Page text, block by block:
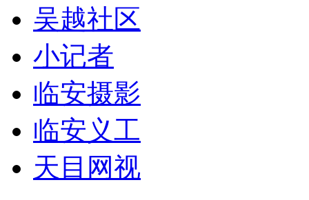
吴越社区
小记者
临安摄影
临安义工
天目网视